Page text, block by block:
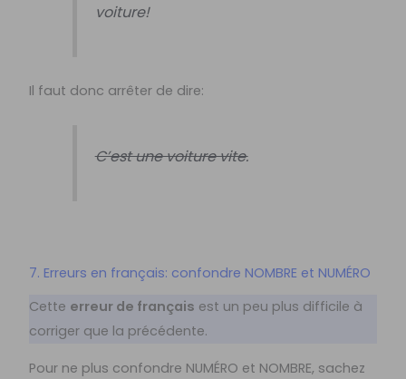
voiture!
Il faut donc arrêter de dire:
C’est une voiture vite.
7. Erreurs en français: confondre NOMBRE et NUMÉRO
Cette erreur de français est un peu plus difficile à
corriger que la précédente.
Pour ne plus confondre NUMÉRO et NOMBRE, sachez